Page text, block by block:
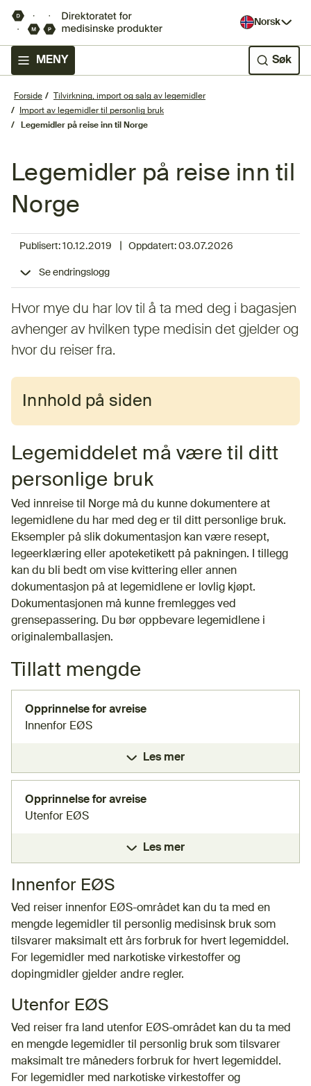
Norsk
MENY Søk
Forside
Tilvirkning, import og salg av legemidler
Import av legemidler til personlig bruk
Legemidler på reise inn til Norge
Legemidler på reise inn til
Norge
Publisert: 10.12.2019 Oppdatert:03.07.2026
Se endringslogg
Hvor mye du har lov til å ta med deg i bagasjen
avhenger av hvilken type medisin det gjelder og
hvor du reiser fra.
Innhold på siden
Legemiddelet må være til ditt
personlige bruk
Ved innreise til Norge må du kunne dokumentere at
legemidlene du har med deg er til ditt personlige bruk.
Eksempler på slik dokumentasjon kan være resept,
legeerklæring eller apoteketikett på pakningen. I tillegg
kan du bli bedt om vise kvittering eller annen
dokumentasjon på at legemidlene er lovlig kjøpt.
Dokumentasjonen må kunne fremlegges ved
grensepassering. Du bør oppbevare legemidlene i
originalemballasjen.
Tillatt mengde
Opprinnelse for avreise
Innenfor EØS
Les mer
Opprinnelse for avreise
Utenfor EØS
Les mer
Innenfor EØS
Ved reiser innenfor EØS-området kan du ta med en
mengde legemidler til personlig medisinsk bruk som
tilsvarer maksimalt ett års forbruk for hvert legemiddel.
For legemidler med narkotiske virkestoffer og
dopingmidler gjelder andre regler.
Utenfor EØS
Ved reiser fra land utenfor EØS-området kan du ta med
en mengde legemidler til personlig bruk som tilsvarer
maksimalt tre måneders forbruk for hvert legemiddel.
For legemidler med narkotiske virkestoffer og